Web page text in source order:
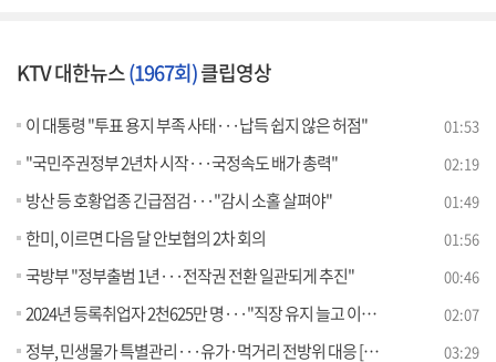
KTV 대한뉴스(1967회)클립영상
이 대통령 "투표 용지 부족 사태···납득 쉽지 않은 허점" 01:53
"국민주권정부 2년차 시작···국정속도 배가 총력" 02:19
방산 등 호황업종 긴급점검···"감시 소홀 살펴야" 01:49
한미, 이르면 다음 달 안보협의 2차 회의 01:56
국방부 "정부출범 1년···전작권 전환 일관되게 추진" 00:46
2024년 등록취업자 2천625만 명···"직장 유지 늘고 이직 감소" 02:07
정부, 민생물가 특별관리···유가·먹거리 전방위 대응 [뉴스의 맥] 03:29